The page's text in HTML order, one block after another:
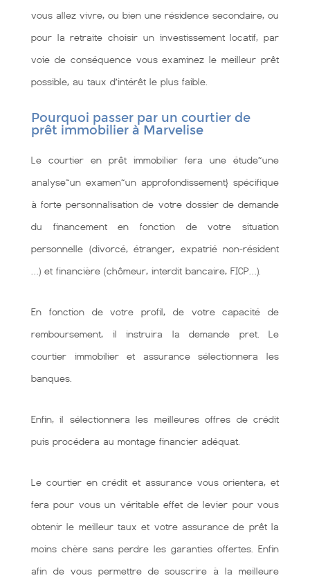
vous allez vivre, ou bien une résidence secondaire, ou
pour la retraite choisir un investissement locatif, par
voie de conséquence vous examinez le meilleur prêt
possible, au taux d’intérêt le plus faible.
Pourquoi passer par un courtier de
prêt immobilier à Marvelise
Le courtier en prêt immobilier fera une étude~une
analyse~un examen~un approfondissement} spécifique
à forte personnalisation de votre dossier de demande
du financement en fonction de votre situation
personnelle (divorcé, étranger, expatrié non-résident
…) et financière (chômeur, interdit bancaire, FICP…).
En fonction de votre profil, de votre capacité de
remboursement, il instruira la demande pret. Le
courtier immobilier et assurance sélectionnera les
banques.
Enfin, il sélectionnera les meilleures offres de crédit
puis procédera au montage financier adéquat.
Le courtier en crédit et assurance vous orientera, et
fera pour vous un véritable effet de levier pour vous
obtenir le meilleur taux et votre assurance de prêt la
moins chère sans perdre les garanties offertes. Enfin
afin de vous permettre de souscrire à la meilleure